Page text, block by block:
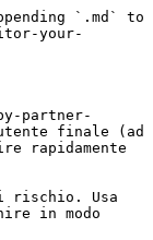
to-learn-about/account-administration/account-settings/notifications/manage-your-brand-notification-settings.md), oltre a quanto offre questo report.

  [Reverti le azioni](/brand/it/what-would-you-like-to-learn-about/platform-features/submit-and-modify-conversion-data/batch-modify-conversion-data/batch-modifications-and-reversals-reference.md) associate a livelli di rischio elevati usando il codice motivo `CONS_FRAUD` .

Scopri di più su [prevenzione delle frodi](https://impact.com/affiliate/preventing-affiliate-fraud/).


---

# Agent Instructions
This documentation is published with GitBook. GitBook is the documentation platform designed so that both humans and AI agents can read, navigate, and reason over technical content effectively. Learn more at gitbook.com.

## Querying This Documentation
If you need additional information that is not directly available in this page, you can query the documentation dynami